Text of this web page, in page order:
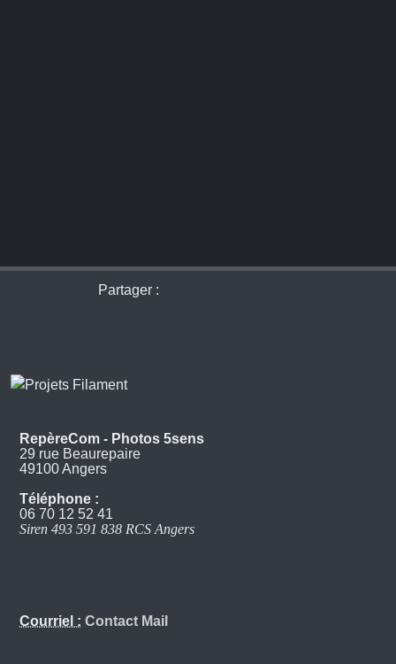
Partager :
RepèreCom - Photos 5sens
29 rue Beaurepaire
49100 Angers
Téléphone :
06 70 12 52 41
Siren 493 591 838 RCS Angers
Courriel : Contact Mail